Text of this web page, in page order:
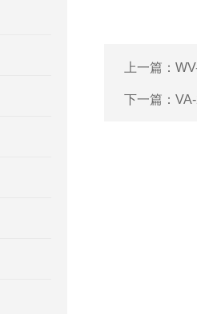
上一篇：
下一篇：